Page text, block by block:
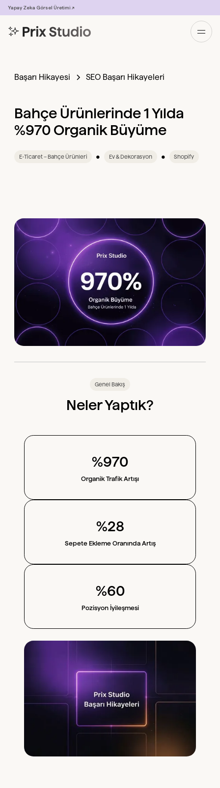
Yapay Zeka Görsel Üretimi ↗
Başarı Hikayesi SEO Başarı Hikayeleri
Bahçe Ürünlerinde 1 Yılda
%970 Organik Büyüme
E-Ticaret – Bahçe Ürünleri • Ev & Dekorasyon • Shopify
Genel Bakış
Neler Yaptık?
%970
Organik Trafik Artışı
%28
Sepete Ekleme Oranında Artış
%60
Pozisyon İyileşmesi